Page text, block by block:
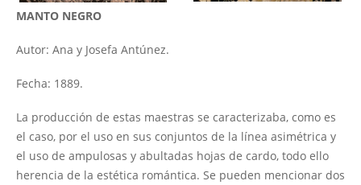
MANTO NEGRO
Autor: Ana y Josefa Antúnez.
Fecha: 1889.
La producción de estas maestras se caracterizaba, como es
el caso, por el uso en sus conjuntos de la línea asimétrica y
el uso de ampulosas y abultadas hojas de cardo, todo ello
herencia de la estética romántica. Se pueden mencionar dos